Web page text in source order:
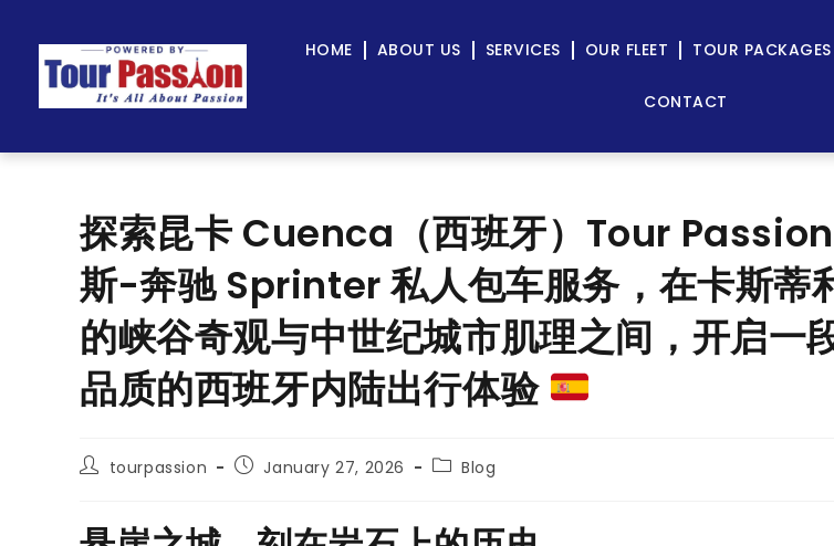
HOME ABOUT US SERVICES OUR FLEET TOUR PACKAGES
CONTACT
探索昆卡 Cuenca（西班牙）Tour
斯-奔驰 Sprinter 私人包车服务，在卡斯蒂
的峡谷奇观与中世纪城市肌理之间，开启一
品质的西班牙内陆出行体验
tourpassion January 27, 2026 Blog